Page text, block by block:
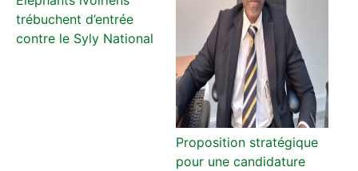
trébuchent d’entrée
contre le Syly National
Proposition stratégique
pour une candidature